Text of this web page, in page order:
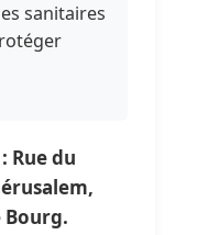
sanitaires
Rue du
Bourg.